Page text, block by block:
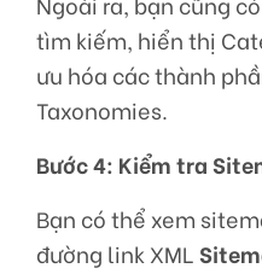
tìm kiếm, hiển thị
ưu hóa các thành
Taxonomies.
Bước 4: Kiểm tra
Bạn có thể xem
đường link XML